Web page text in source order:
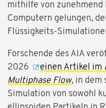
mithilfe von zunehmend
Computern gelungen,
Flüssigkeits-
Forschende des AIA
2026
einen Artikel im
Multiphase Flow, in dem
Simulation von sowohl